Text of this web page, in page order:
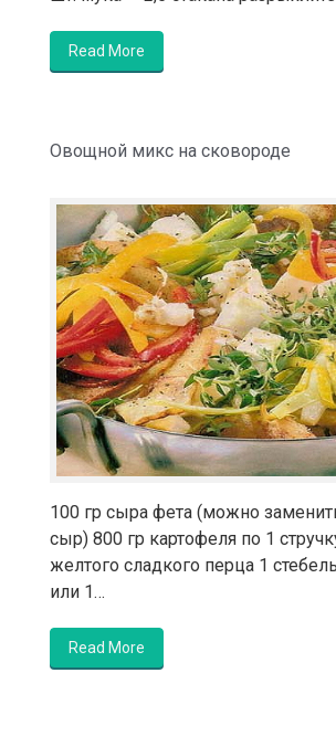
Read More
Овощной микс на сковороде
100 гр сыра фета (можно
сыр) 800 гр картофеля по 1
желтого сладкого перца 1
или 1…
Read More